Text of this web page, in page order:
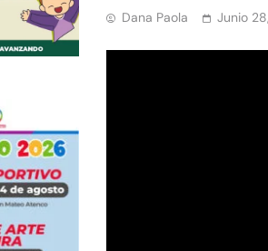
Dana Paola Junio